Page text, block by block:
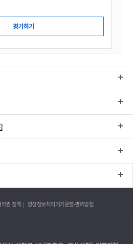
작권 정책 영상정보처리기기운영·관리방침